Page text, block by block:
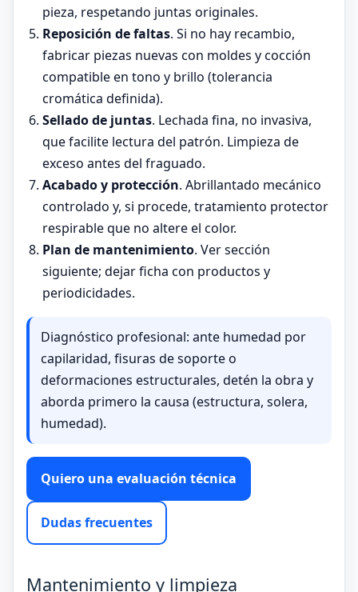
pieza, respetando juntas originales.
Reposición de faltas. Si no hay recambio,
fabricar piezas nuevas con moldes y cocción
compatible en tono y brillo (tolerancia
cromática definida).
Sellado de juntas. Lechada fina, no invasiva,
que facilite lectura del patrón. Limpieza de
exceso antes del fraguado.
Acabado y protección. Abrillantado mecánico
controlado y, si procede, tratamiento protector
respirable que no altere el color.
Plan de mantenimiento. Ver sección
siguiente; dejar ficha con productos y
periodicidades.
Diagnóstico profesional: ante humedad por
capilaridad, fisuras de soporte o
deformaciones estructurales, detén la obra y
aborda primero la causa (estructura, solera,
humedad).
Quiero una evaluación técnica
Dudas frecuentes
Mantenimiento y limpieza